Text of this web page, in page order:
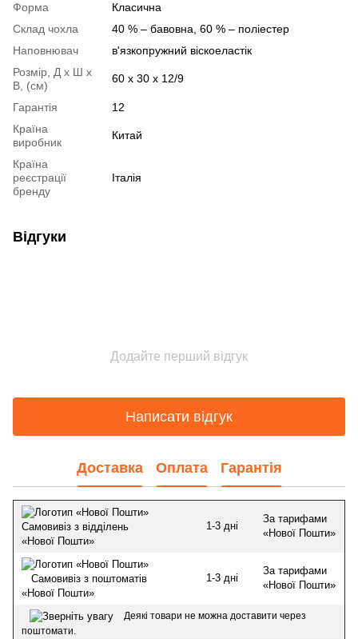
Форма
Класична
Склад чохла
40 % – бавовна, 60 % – поліестер
Наповнювач
в'язкопружний віскоеластік
Розмір, Д х Ш х
В, (см)
60 x 30 x 12/9
Гарантія
12
Країна
виробник
Китай
Країна
реєстрації
бренду
Італія
Відгуки
Додайте перший відгук
Написати відгук
Доставка Оплата Гарантія
Самовивіз з відділень
«Нової Пошти»
1-3 дні
За тарифами
«Нової Пошти»
Самовивіз з поштоматів
«Нової Пошти»
1-3 дні
За тарифами
«Нової Пошти»
Деякі товари не можна доставити через
поштомати.